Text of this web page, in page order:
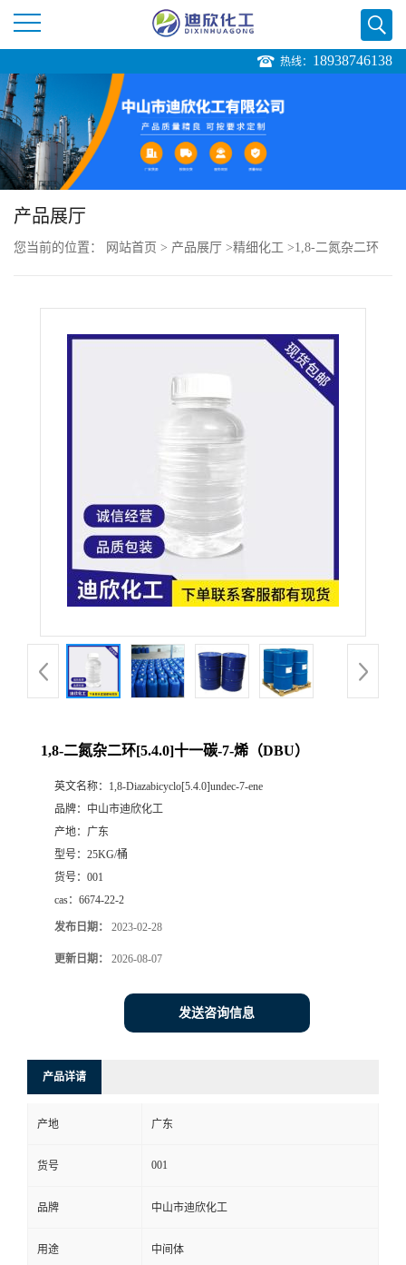
司
首
页
公
厅
式
在
线
留
热线： 18938746138
产品展厅
您当前的位置： 网站首页 > 产品展厅 >精细化工 >1,8-二氮杂二环
1,8-二氮杂二环[5.4.0]十一碳-7-烯（DBU）
英文名称： 1,8-Diazabicyclo[5.4.0]undec-7-ene
品牌： 中山市迪欣化工
产地： 广东
型号： 25KG/桶
货号： 001
cas： 6674-22-2
发布日期： 2023-02-28
更新日期： 2026-08-07
发送咨询信息
产品详请
产地 广东
货号 001
品牌 中山市迪欣化工
用途 中间体